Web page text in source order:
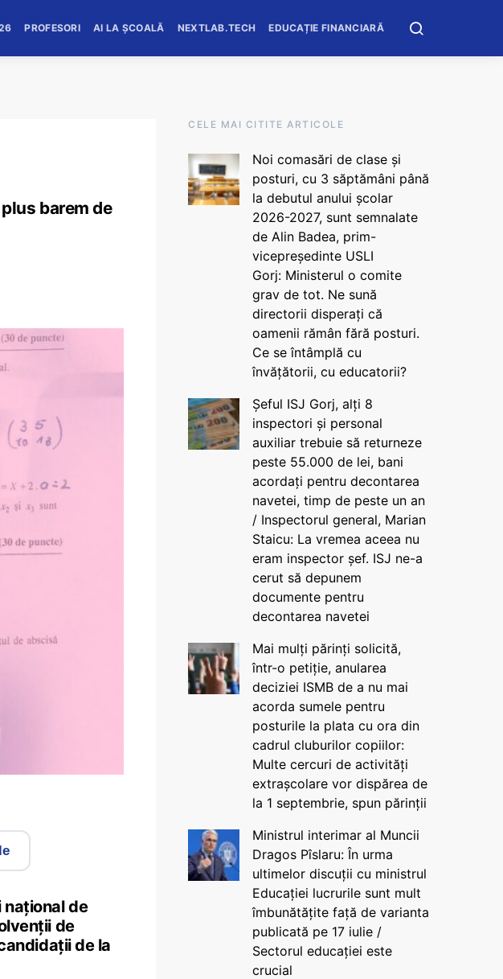
PROFESORI AI LA ȘCOALĂ NEXTLAB.TECH EDUCAȚIE FINANCIARĂ
barem de
național de
de
de la
CELE MAI CITITE ARTICOLE
Noi comasări de clase și
posturi, cu 3 săptămâni până
la debutul anului școlar
2026-2027, sunt semnalate
de Alin Badea, prim-
vicepreședinte USLI
Gorj: Ministerul o comite
grav de tot. Ne sună
directorii disperați că
oamenii rămân fără posturi.
Ce se întâmplă cu
învățătorii, cu educatorii?
Șeful ISJ Gorj, alți 8
inspectori și personal
auxiliar trebuie să returneze
peste 55.000 de lei, bani
acordați pentru decontarea
navetei, timp de peste un an
/ Inspectorul general, Marian
Staicu: La vremea aceea nu
eram inspector șef. ISJ ne-a
cerut să depunem
documente pentru
decontarea navetei
Mai mulți părinți solicită,
într-o petiție, anularea
deciziei ISMB de a nu mai
acorda sumele pentru
posturile la plata cu ora din
cadrul cluburilor copiilor:
Multe cercuri de activități
extrașcolare vor dispărea de
la 1 septembrie, spun părinții
Ministrul interimar al Muncii
Dragos Pîslaru: În urma
ultimelor discuții cu ministrul
Educației lucrurile sunt mult
îmbunătățite față de varianta
publicată pe 17 iulie /
Sectorul educației este
crucial